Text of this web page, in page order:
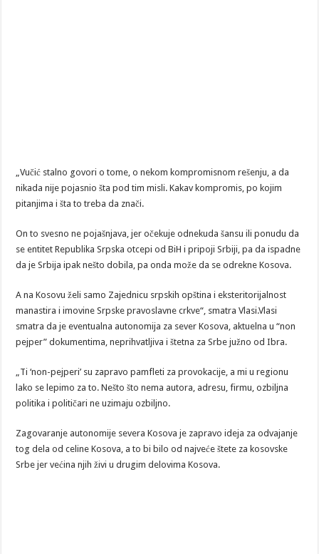
„Vučić stalno govori o tome, o nekom kompromisnom rešenju, a da
nikada nije pojasnio šta pod tim misli. Kakav kompromis, po kojim
pitanjima i šta to treba da znači.
On to svesno ne pojašnjava, jer očekuje odnekuda šansu ili ponudu da
se entitet Republika Srpska otcepi od BiH i pripoji Srbiji, pa da ispadne
da je Srbija ipak nešto dobila, pa onda može da se odrekne Kosova.
A na Kosovu želi samo Zajednicu srpskih opština i eksteritorijalnost
manastira i imovine Srpske pravoslavne crkve“, smatra Vlasi.Vlasi
smatra da je eventualna autonomija za sever Kosova, aktuelna u “non
pejper” dokumentima, neprihvatljiva i štetna za Srbe južno od Ibra.
„Ti ‘non-pejperi’ su zapravo pamfleti za provokacije, a mi u regionu
lako se lepimo za to. Nešto što nema autora, adresu, firmu, ozbiljna
politika i političari ne uzimaju ozbiljno.
Zagovaranje autonomije severa Kosova je zapravo ideja za odvajanje
tog dela od celine Kosova, a to bi bilo od najveće štete za kosovske
Srbe jer većina njih živi u drugim delovima Kosova.